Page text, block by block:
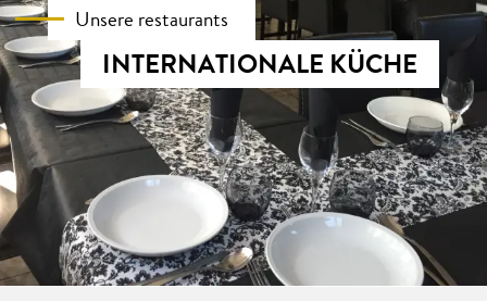
Unsere restaurants
INTERNATIONALE KÜCHE